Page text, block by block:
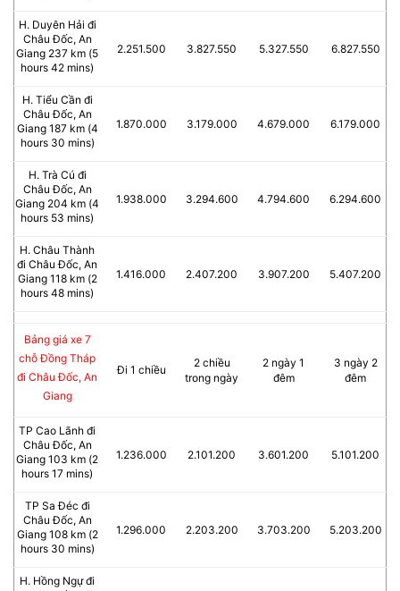
H. Duyên Hải đi
Châu Đốc, An
Giang 237 km (5
hours 42 mins)
2.251.500 3.827.550 5.327.550 6.827.550
H. Tiểu Cần đi
Châu Đốc, An
Giang 187 km (4
hours 30 mins)
1.870.000 3.179.000 4.679.000 6.179.000
H. Trà Cú đi
Châu Đốc, An
Giang 204 km (4
hours 53 mins)
1.938.000 3.294.600 4.794.600 6.294.600
H. Châu Thành
đi Châu Đốc, An
Giang 118 km (2
hours 48 mins)
1.416.000 2.407.200 3.907.200 5.407.200
Bảng giá xe 7
chỗ Đồng Tháp
đi Châu Đốc, An
Giang
Đi 1 chiều
2 chiều
trong ngày
2 ngày 1
đêm
3 ngày 2
đêm
TP Cao Lãnh đi
Châu Đốc, An
Giang 103 km (2
hours 17 mins)
1.236.000 2.101.200 3.601.200 5.101.200
TP Sa Đéc đi
Châu Đốc, An
Giang 108 km (2
hours 30 mins)
1.296.000 2.203.200 3.703.200 5.203.200
H. Hồng Ngự đi